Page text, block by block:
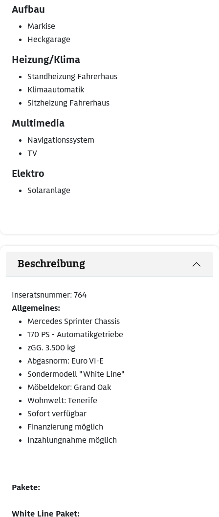
Aufbau
Markise
Heckgarage
Heizung/Klima
Standheizung Fahrerhaus
Klimaautomatik
Sitzheizung Fahrerhaus
Multimedia
Navigationssystem
TV
Elektro
Solaranlage
Beschreibung
Inseratsnummer: 764
Allgemeines:
Mercedes Sprinter Chassis
170 PS - Automatikgetriebe
zGG. 3.500 kg
Abgasnorm: Euro VI-E
Sondermodell "White Line"
Möbeldekor: Grand Oak
Wohnwelt: Tenerife
Sofort verfügbar
Finanzierung möglich
Inzahlungnahme möglich
Pakete:
White Line Paket: